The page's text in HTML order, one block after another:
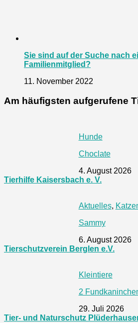
Sie sind auf der Suche nach
Familienmitglied?
11. November 2022
Am häufigsten aufgerufene
Hunde
Choclate
4. August 2026
Tierhilfe Kaisersbach e. V.
Aktuelles,
Sammy
6. August 2026
Tierschutzverein Berglen e.V.
Kleintiere
2
29. Juli 2026
Tier- und Naturschutz